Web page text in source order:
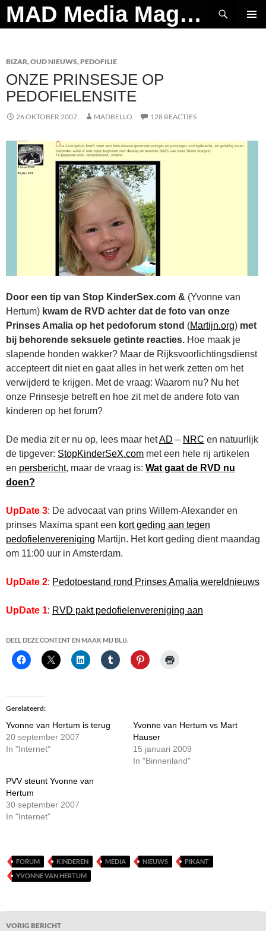
Ga
naar
MAD Media Magazine
Zoeken
BIZAR,OUD NIEUWS,PEDOFILIE
ONZE PRINSESJE OP
PEDOFIELENSITE
26 OKTOBER 2007 MADBELLO 128 REACTIES
Door een tip van Stop KinderSex.com & (Yvonne van
Hertum) kwam de RVD achter dat de foto van onze
Prinses Amalia op het pedoforum stond (Martijn.org) met
bij behorende seksuele getinte reacties. Hoe maak je
slapende honden wakker? Maar de Rijksvoorlichtingsdienst
accepteert dit niet en gaat alles in het werk zetten om het
verwijderd te krijgen. Met de vraag: Waarom nu? Nu het
onze Prinsesje betreft en hoe zit met de andere foto van
kinderen op het forum?
De media zit er nu op, lees maar hetAD – NRC en natuurlijk
de tipgever: StopKinderSeX.com met een hele rij artikelen
en persbericht, maar de vraag is: Wat gaat de RVD nu
doen?
UpDate 3: De advocaat van prins Willem-Alexander en
prinses Maxima spant een kort geding aan tegen
pedofielenvereniging Martijn. Het kort geding dient maandag
om 11:00 uur in Amsterdam.
UpDate 2: Pedotoestand rond Prinses Amalia wereldnieuws
UpDate 1: RVD pakt pedofielenvereniging aan
DEEL DEZE CONTENT EN MAAK MIJ BLIJ.
Gerelateerd
Yvonne van Hertum is terug
20 september 2007
In "Internet"
Yvonne van Hertum vs Mart
Hauser
15 januari 2009
In "Binnenland"
PVV steunt Yvonne van
Hertum
30 september 2007
In "Internet"
FORUM KINDEREN MEDIA NIEUWS
PIKANT
YVONNE VAN HERTUM
Bericht
VORIG BERICHT